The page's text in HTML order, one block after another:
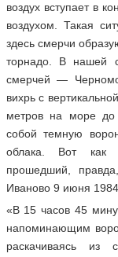
воздух вступает в
воздухом. Такая
здесь смерчи
торнадо. В нашей
смерчей —
вихрь с
метров на море до
собой темную
облака. Вот как
прошедший,
Иваново 9 июня 1984
«В 15 часов 45
напоминающим
раскачиваясь из